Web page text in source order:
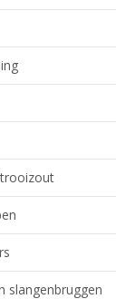
slangenbruggen